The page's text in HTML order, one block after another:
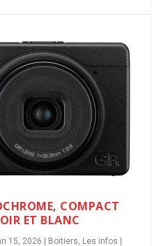
COMPACT
ET BLANC
15, 2026 Boitiers, Les infos